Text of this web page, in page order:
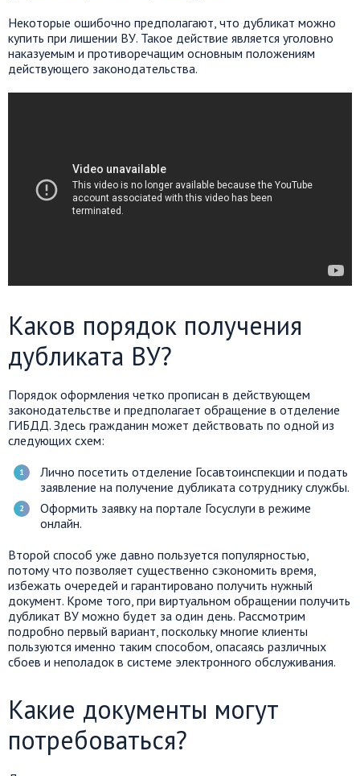
Некоторые ошибочно предполагают, что дубликат можно
купить при лишении ВУ. Такое действие является уголовно
наказуемым и противоречащим основным положениям
действующего законодательства.
Каков порядок получения
дубликата ВУ?
Порядок оформления четко прописан в действующем
законодательстве и предполагает обращение в отделение
ГИБДД. Здесь гражданин может действовать по одной из
следующих схем:
Лично посетить отделение Госавтоинспекции и подать
заявление на получение дубликата сотруднику службы.
Оформить заявку на портале Госуслуги в режиме
онлайн.
Второй способ уже давно пользуется популярностью,
потому что позволяет существенно сэкономить время,
избежать очередей и гарантировано получить нужный
документ. Кроме того, при виртуальном обращении получить
дубликат ВУ можно будет за один день. Рассмотрим
подробно первый вариант, поскольку многие клиенты
пользуются именно таким способом, опасаясь различных
сбоев и неполадок в системе электронного обслуживания.
Какие документы могут
потребоваться?